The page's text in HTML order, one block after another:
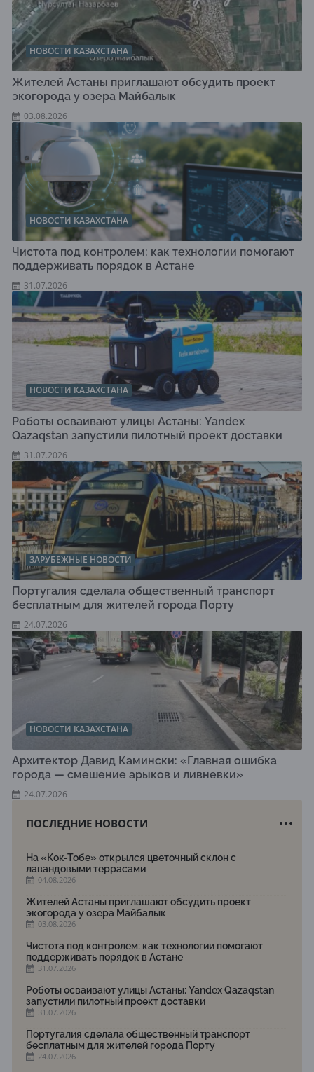
НОВОСТИ КАЗАХСТАНА
Жителей Астаны приглашают обсудить проект
экогорода у озера Майбалык
03.08.2026
НОВОСТИ КАЗАХСТАНА
Чистота под контролем: как технологии помогают
поддерживать порядок в Астане
31.07.2026
НОВОСТИ КАЗАХСТАНА
Роботы осваивают улицы Астаны: Yandex
Qazaqstan запустили пилотный проект доставки
31.07.2026
ЗАРУБЕЖНЫЕ НОВОСТИ
Португалия сделала общественный транспорт
бесплатным для жителей города Порту
24.07.2026
НОВОСТИ КАЗАХСТАНА
Архитектор Давид Камински: «Главная ошибка
города — смешение арыков и ливневки»
24.07.2026
ПОСЛЕДНИЕ НОВОСТИ
На «Кок-Тобе» открылся цветочный склон с
лавандовыми террасами
04.08.2026
Жителей Астаны приглашают обсудить проект
экогорода у озера Майбалык
03.08.2026
Чистота под контролем: как технологии помогают
поддерживать порядок в Астане
31.07.2026
Роботы осваивают улицы Астаны: Yandex Qazaqstan
запустили пилотный проект доставки
31.07.2026
Португалия сделала общественный транспорт
бесплатным для жителей города Порту
24.07.2026